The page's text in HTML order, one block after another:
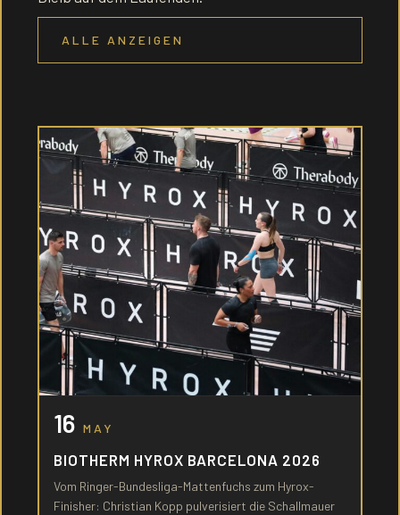
ALLE ANZEIGEN
16 MAY
BIOTHERM HYROX BARCELONA 2026
Vom Ringer-Bundesliga-Mattenfuchs zum Hyrox-
Finisher: Christian Kopp pulverisiert die Schallmauer